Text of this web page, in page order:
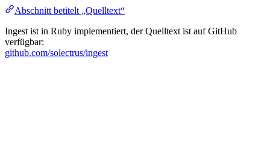
Abschnitt betitelt „Quelltext“
Ingest ist in Ruby implementiert, der Quelltext ist auf GitHub
verfügbar:
github.com/solectrus/ingest